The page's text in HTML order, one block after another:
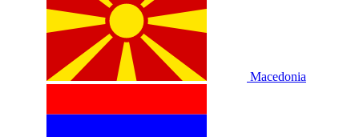
Macedonia